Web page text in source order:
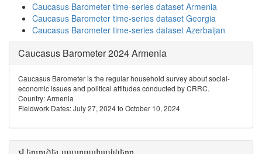
Caucasus Barometer time-series dataset Armenia
Caucasus Barometer time-series dataset Georgia
Caucasus Barometer time-series dataset Azerbaijan
Caucasus Barometer 2024 Armenia
Caucasus Barometer is the regular household survey about social-
economic issues and political attitudes conducted by CRRC.
Country: Armenia
Fieldwork Dates: July 27, 2024 to October 10, 2024